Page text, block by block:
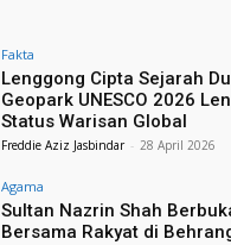
Fakta
Lenggong Cipta Sejarah
Geopark UNESCO 2026
Status Warisan Global
Freddie Aziz Jasbindar - 28 April 2026
Agama
Sultan Nazrin Shah
Bersama Rakyat di